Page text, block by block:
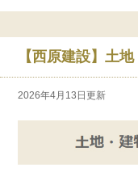
【西原建設】土
2026年4月13日更新